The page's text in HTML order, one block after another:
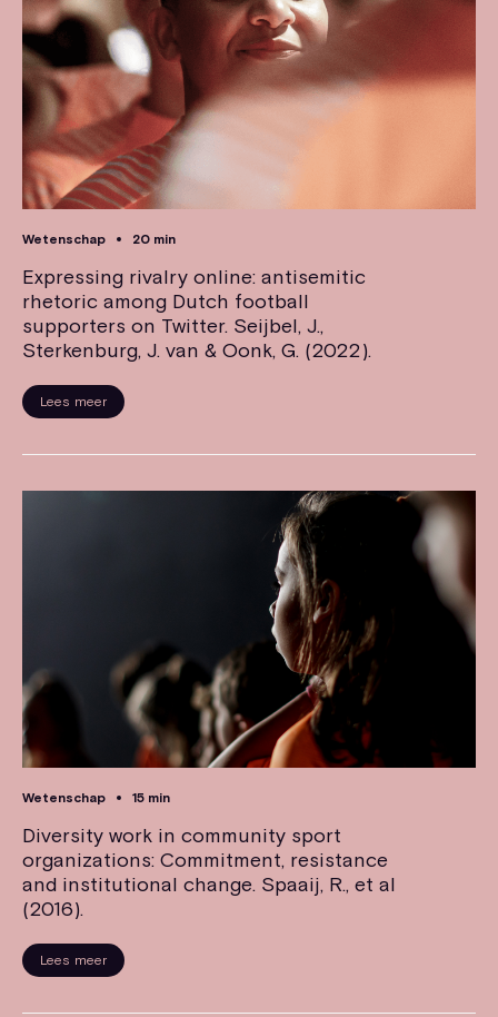
Wetenschap 20 min
Expressing rivalry online: antisemitic
rhetoric among Dutch football
supporters on Twitter. Seijbel, J.,
Sterkenburg, J. van & Oonk, G. (2022).
Lees meer
Wetenschap 15 min
Diversity work in community sport
organizations: Commitment, resistance
and institutional change. Spaaij, R., et al
(2016).
Lees meer